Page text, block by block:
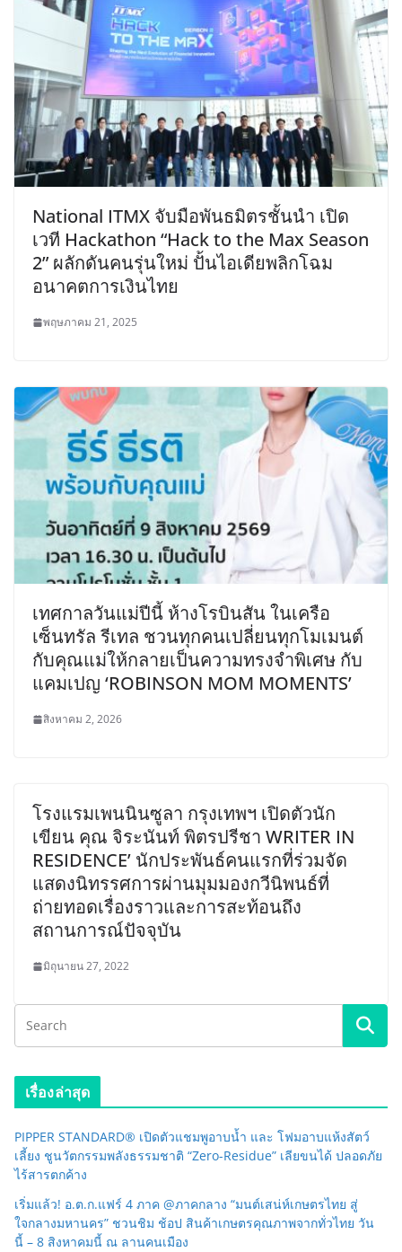
National ITMX จับมือพันธมิตรชั้นนำ เปิด
เวที Hackathon “Hack to the Max Season
2” ผลักดันคนรุ่นใหม่ ปั้นไอเดียพลิกโฉม
อนาคตการเงินไทย
พฤษภาคม 21, 2025
เทศกาลวันแม่ปีนี้ ห้างโรบินสัน ในเครือ
เซ็นทรัล รีเทล ชวนทุกคนเปลี่ยนทุกโมเมนต์
กับคุณแม่ให้กลายเป็นความทรงจำพิเศษ กับ
แคมเปญ ‘ROBINSON MOM MOMENTS’
สิงหาคม 2, 2026
โรงแรมเพนนินซูลา กรุงเทพฯ เปิดตัวนัก
เขียน คุณ จิระนันท์ พิตรปรีชา WRITER IN
RESIDENCE’ นักประพันธ์คนแรกที่ร่วมจัด
แสดงนิทรรศการผ่านมุมมองกวีนิพนธ์ที่
ถ่ายทอดเรื่องราวและการสะท้อนถึง
สถานการณ์ปัจจุบัน
มิถุนายน 27, 2022
เรื่องล่าสุด
PIPPER STANDARD® เปิดตัวแชมพูอาบน้ำ และ โฟมอาบแห้งสัตว์
เลี้ยง ชูนวัตกรรมพลังธรรมชาติ “Zero-Residue” เลียขนได้ ปลอดภัย
ไร้สารตกค้าง
เริ่มแล้ว! อ.ต.ก.แฟร์ 4 ภาค @ภาคกลาง “มนต์เสน่ห์เกษตรไทย สู่
ใจกลางมหานคร” ชวนชิม ช้อป สินค้าเกษตรคุณภาพจากทั่วไทย วัน
นี้ – 8 สิงหาคมนี้ ณ ลานคนเมือง